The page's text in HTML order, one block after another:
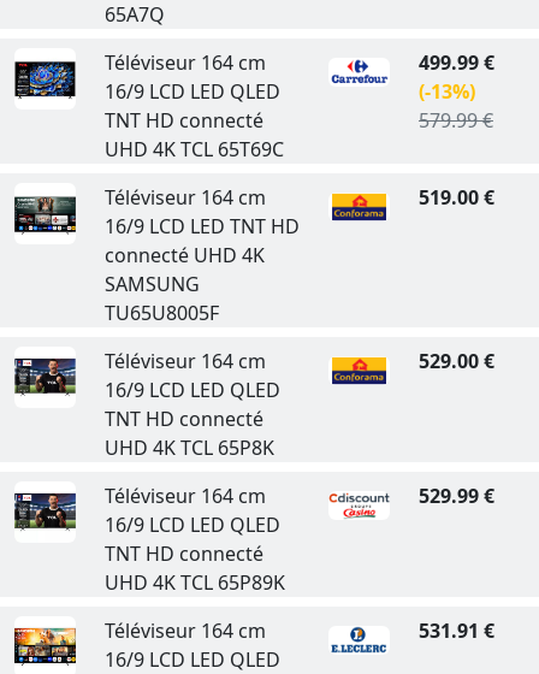
65A7Q
Téléviseur 164 cm
16/9 LCD LED QLED
TNT HD connecté
UHD 4K TCL 65T69C
499.99 €
(-13%)
579.99 €
Téléviseur 164 cm
16/9 LCD LED TNT HD
connecté UHD 4K
SAMSUNG
TU65U8005F
519.00 €
Téléviseur 164 cm
16/9 LCD LED QLED
TNT HD connecté
UHD 4K TCL 65P8K
529.00 €
Téléviseur 164 cm
16/9 LCD LED QLED
TNT HD connecté
UHD 4K TCL 65P89K
529.99 €
Téléviseur 164 cm
16/9 LCD LED QLED
531.91 €